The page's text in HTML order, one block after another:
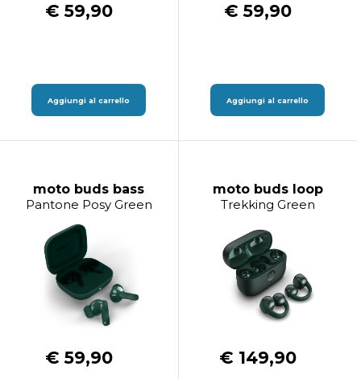
€ 59,90
Aggiungi al carrello
€ 59,90
Aggiungi al carrello
moto buds bass
Pantone Posy Green
€ 59,90
moto buds loop
Trekking Green
€ 149,90